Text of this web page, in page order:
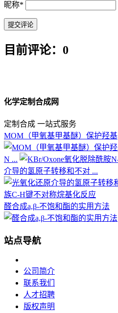
昵称*
目前评论：0
化学定制合成网
定制合成 一站式服务
MOM（甲氧基甲基醚）保护羟基
N ...
介导的氢原子转移和不对 ...
醛合成a,β-不饱和酯的实用方法
站点导航
公司简介
联系我们
人才招聘
版权声明